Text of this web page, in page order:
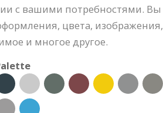
с вашими потребностями. Вы
цвета, изображения,
и многое другое.